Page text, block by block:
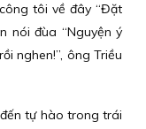
tôi về đây “Đặt
nói đùa “Nguyện ý
nghen!”, ông Triều
tự hào trong trái